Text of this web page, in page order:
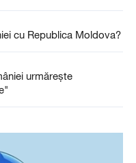
cu Republica Moldova?
urmăreşte